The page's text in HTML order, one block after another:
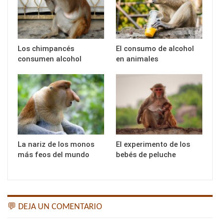
Los chimpancés
consumen alcohol
El consumo de alcohol
en animales
La nariz de los monos
más feos del mundo
El experimento de los
bebés de peluche
💬 DEJA UN COMENTARIO